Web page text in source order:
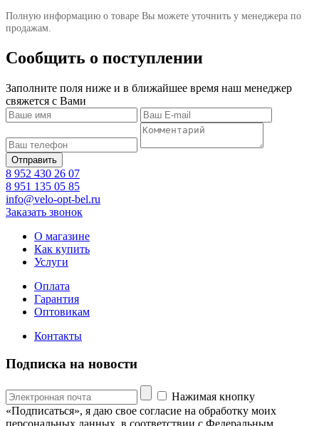
Полную информацию о товаре Вы можете уточнить у менеджера по
продажам.
Сообщить о поступлении
Заполните поля ниже и в ближайшее время наш менеджер
свяжется с Вами
8 952 430 26 07
8 951 135 05 85
info@velo-opt-bel.ru
Заказать звонок
О магазине
Как купить
Услуги
Оплата
Гарантия
Оптовикам
Контакты
Подписка на новости
Нажимая кнопку
«Подписаться», я даю свое согласие на обработку моих
персональных данных, в соответствии с Федеральным